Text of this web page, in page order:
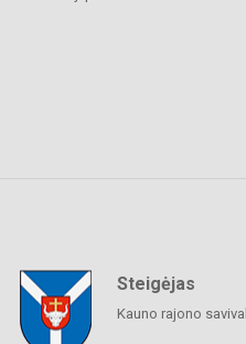
Steigėjas
Kauno rajono